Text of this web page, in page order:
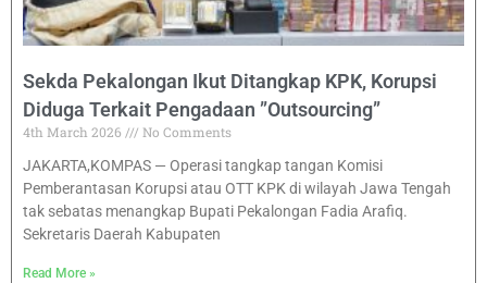
Sekda Pekalongan Ikut Ditangkap KPK, Korupsi
Diduga Terkait Pengadaan ”Outsourcing”
4th March 2026
No Comments
JAKARTA,KOMPAS — Operasi tangkap tangan Komisi
Pemberantasan Korupsi atau OTT KPK di wilayah Jawa Tengah
tak sebatas menangkap Bupati Pekalongan Fadia Arafiq.
Sekretaris Daerah Kabupaten
Read More »